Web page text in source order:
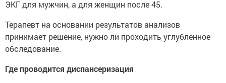
ЭКГ для мужчин, а для женщин после 45.
Терапевт на основании результатов анализов
принимает решение, нужно ли проходить углубленное
обследование.
Где проводится диспансеризация